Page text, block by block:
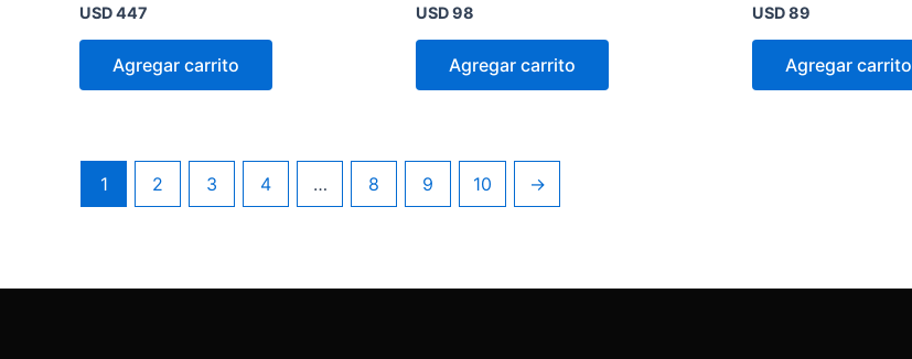
Valorado
en
0
USD447
Agregar carrito
Valorado
en
0
USD98
Agregar carrito
Valorado
en
0
USD89
Agregar carrito
1 2 3 4 … 8 9 10 →